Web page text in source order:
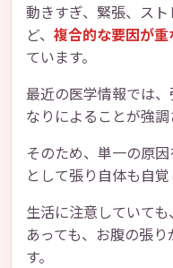
動きすぎ、緊張、ス
ど、 複合的な要因が
ています。
最近の医学情報では
なりによることが強調
そのため、単一の原
として張り自体も自
生活に注意していて
あっても、お腹の張
す。